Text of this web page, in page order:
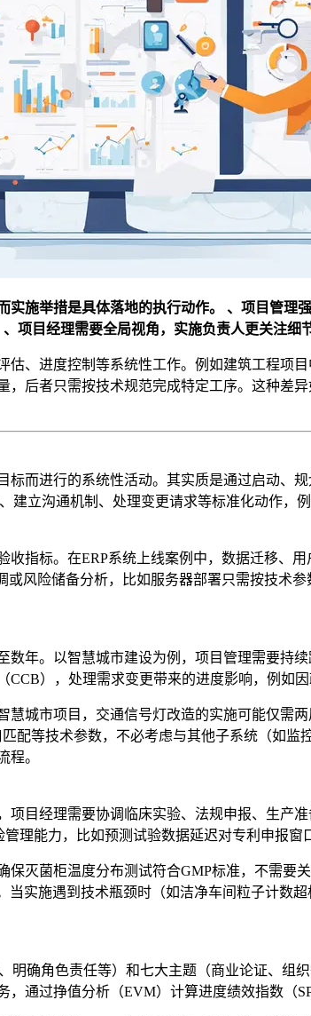
施举措是具体落地的执行动作。
、项目管理
、项目经理需要全局视角，实施负责人更关注细
、进度控制等系统性工作。例如建筑工程项
后者只需按技术规范完成特定工序。这种差
而进行的系统性活动。其实质是通过启动、
立沟通机制、处理变更请求等标准化动作，
指标。在ERP系统上线案例中，数据迁移、
风险储备分析，比如服务器部署只需按技术
年。以智慧城市建设为例，项目管理需要持
），处理需求变更带来的进度影响，例如因
城市项目，交通信号灯改造的实施可能仅需
配等技术参数，不必考虑与其他子系统（如
程。
目经理需要协调临床实验、法规申报、生产
理能力，比如预测试验数据延迟对专利申报窗
灭菌柜温度分布测试符合GMP标准，不需要
实施遇到技术瓶颈时（如洁净车间粒子计数
确角色责任等）和七大主题（商业论证、组
通过挣值分析（EVM）计算进度绩效指数（